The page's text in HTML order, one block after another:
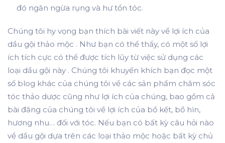
đó ngăn ngừa rụng và hư tổn tóc.
Chúng tôi hy vọng bạn thích bài viết này về lợi ích của
dầu gội thảo mộc . Như bạn có thể thấy, có một số lợi
ích tích cực có thể được tích lũy từ việc sử dụng các
loại dầu gội này . Chúng tôi khuyến khích bạn đọc một
số blog khác của chúng tôi về các sản phẩm chăm sóc
tóc thảo dược cũng như lợi ích của chúng, bao gồm cả
bài đăng của chúng tôi về lợi ích của bồ kết, bồ hìn,
hương nhu… đối với tóc. Nếu bạn có bất kỳ câu hỏi nào
về dầu gội dựa trên các loại thảo mộc hoặc bất kỳ chủ